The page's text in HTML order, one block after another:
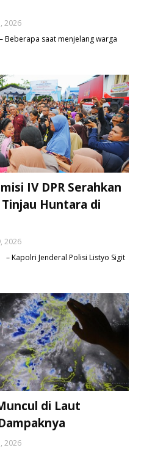
2026
Beberapa saat menjelang warga
IV DPR Serahkan
Huntara di
2026
– Kapolri Jenderal Polisi Listyo Sigit
di Laut
2026